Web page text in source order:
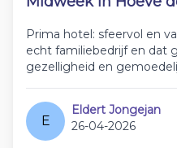
Prima hotel: sfeervol en
echt familiebedrijf en dat
gezelligheid en
E
Eldert Jongejan
26-04-2026